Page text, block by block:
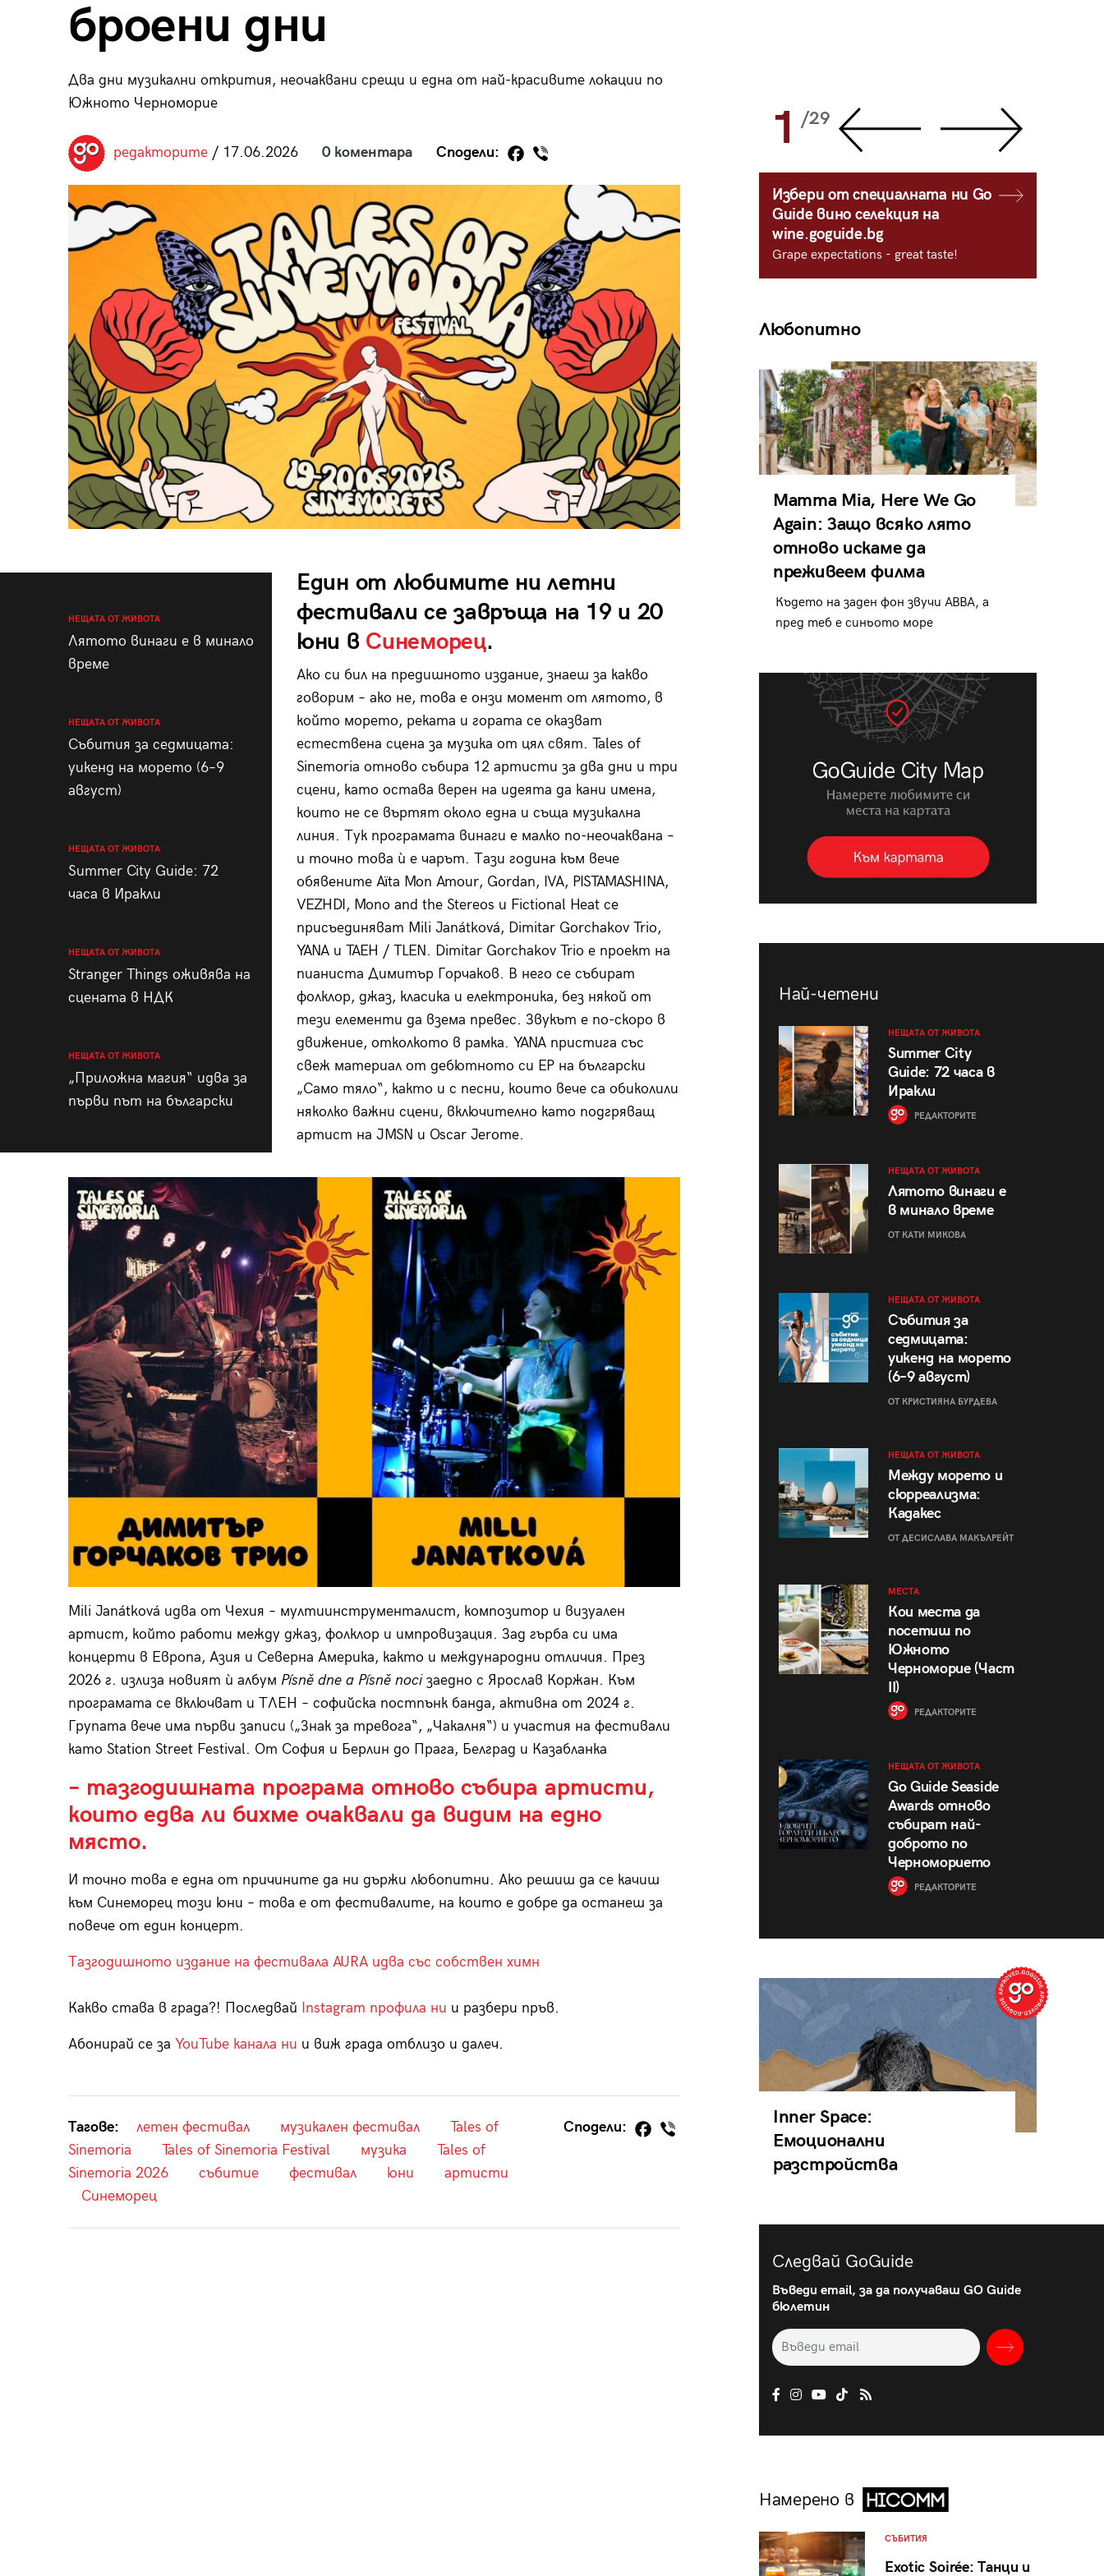
броени дни
Два дни музикални открития, неочаквани срещи и една от най-красивите локации по
Южното Черноморие
редакторите/ 17.06.2026 0 коментара Сподели:
НЕЩАТА ОТ ЖИВОТА
Лятото винаги е в минало
време
НЕЩАТА ОТ ЖИВОТА
Събития за седмицата:
уикенд на морето (6–9
август)
НЕЩАТА ОТ ЖИВОТА
Summer City Guide: 72
часа в Иракли
НЕЩАТА ОТ ЖИВОТА
Stranger Things оживява на
сцената в НДК
НЕЩАТА ОТ ЖИВОТА
„Приложна магия“ идва за
първи път на български
Един от любимите ни летни
фестивали се завръща на 19 и 20
юни в Синеморец.
Ако си бил на предишното издание, знаеш за какво
говорим – ако не, това е онзи момент от лятото, в
който морето, реката и гората се оказват
естествена сцена за музика от цял свят. Tales of
Sinemoria отново събира 12 артисти за два дни и три
сцени, като остава верен на идеята да кани имена,
които не се въртят около една и съща музикална
линия. Тук програмата винаги е малко по-неочаквана –
и точно това ѝ е чарът. Тази година към вече
обявените Aïta Mon Amour, Gordan, IVA, PISTAMASHINA,
VEZHDI, Mono and the Stereos и Fictional Heat се
присъединяват Mili Janátková, Dimitar Gorchakov Trio,
YANA и TAEH / TLEN. Dimitar Gorchakov Trio е проект на
пианиста Димитър Горчаков. В него се събират
фолклор, джаз, класика и електроника, без някой от
тези елементи да взема превес. Звукът е по-скоро в
движение, отколкото в рамка. YANA пристига със
свеж материал от дебютното си EP на български
„Само тяло“, както и с песни, които вече са обиколили
няколко важни сцени, включително като подгряващ
артист на JMSN и Oscar Jerome.
Mili Janátková идва от Чехия – мултиинструменталист, композитор и визуален
артист, който работи между джаз, фолклор и импровизация. Зад гърба си има
концерти в Европа, Азия и Северна Америка, както и международни отличия. През
2026 г. излиза новият ѝ албум Písně dne a Písně nociзаедно с Ярослав Коржан. Към
програмата се включват и ТЛЕН – софийска постпънк банда, активна от 2024 г.
Групата вече има първи записи („Знак за тревога“, „Чакалня“) и участия на фестивали
като Station Street Festival. От София и Берлин до Прага, Белград и Казабланка
– тазгодишната програма отново събира артисти,
които едва ли бихме очаквали да видим на едно
място.
И точно това е една от причините да ни държи любопитни. Ако решиш да се качиш
към Синеморец този юни – това е от фестивалите, на които е добре да останеш за
повече от един концерт.
Тазгодишното издание на фестивала AURA идва със собствен химн
Какво става в града?! Последвай Instagram профила ни и разбери пръв.
Абонирай се за YouTube канала ни и виж града отблизо и далеч.
Тагове: летен фестивал музикален фестивал
Tales of
Sinemoria
Tales of Sinemoria Festival музика
Tales of
Sinemoria 2026
събитие фестивал юни
артисти
Синеморец
Сподели:
28 1 /29
Избери от специалната ни Go
Guide вино селекция на
wine.goguide.bg
Grape expectations - great taste!
Любопитно
Mamma Mia, Here We Go
Again: Защо всяко лято
отново искаме да
преживеем филма
Където на заден фон звучи ABBA, а
пред теб е синьото море
Най-четени
НЕЩАТА ОТ ЖИВОТА
Summer City
Guide: 72 часа в
Иракли
РЕДАКТОРИТЕ
НЕЩАТА ОТ ЖИВОТА
Лятото винаги е
в минало време
ОТ КАТИ МИКОВА
НЕЩАТА ОТ ЖИВОТА
Събития за
седмицата:
уикенд на морето
(6–9 август)
ОТ КРИСТИЯНА БУРДЕВА
НЕЩАТА ОТ ЖИВОТА
Между морето и
сюрреализма:
Кадакес
ОТ ДЕСИСЛАВА МАКЪЛРЕЙТ
МЕСТА
Кои места да
посетиш по
Южното
Черноморие (Част
II)
РЕДАКТОРИТЕ
НЕЩАТА ОТ ЖИВОТА
Go Guide Seaside
Awards отново
събират най-
доброто по
Черноморието
РЕДАКТОРИТЕ
Inner Space:
Емоционални
разстройства
Следвай GoGuide
Въведи email, за да получаваш GO Guide
бюлетин
Намерено в
СЪБИТИЯ
Exotic Soirée: Танци и